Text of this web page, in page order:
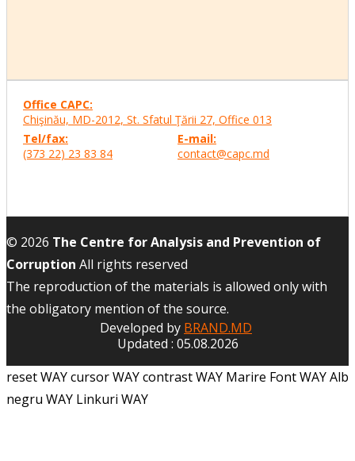
Office CAPC:
Chişinău, MD-2012, St. Sfatul Ţării 27, Office 013
Tel/fax:
(373 22) 23 83 84
E-mail:
contact@capc.md
© 2026 The Centre for Analysis and Prevention of
Corruption All rights reserved
The reproduction of the materials is allowed only with
the obligatory mention of the source.
Developed by BRAND.MD
Updated : 05.08.2026
reset WAYcursor WAYcontrast WAY Marire Font WAYAlb
negru WAY Linkuri WAY